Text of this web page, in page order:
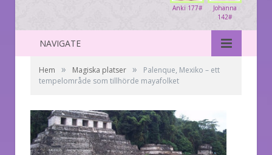
Johanna
142#
Anki 177#
NAVIGATE
Hem » Magiska platser »
Palenque, Mexiko – ett
tempelområde som tillhörde mayafolket